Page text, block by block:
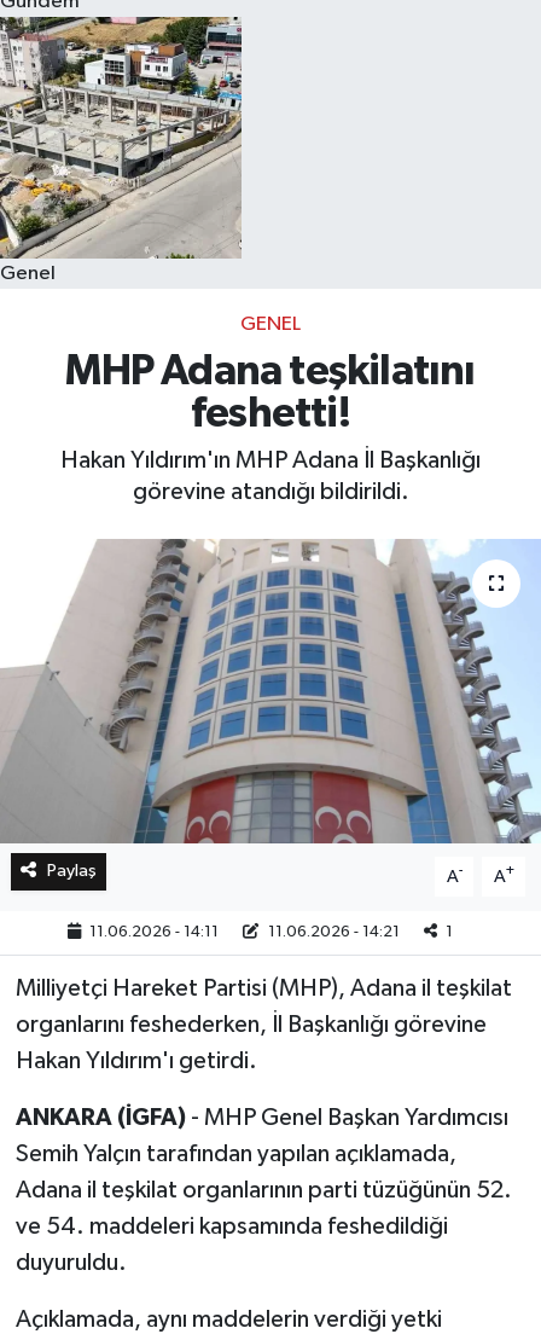
Genel
GENEL
MHP Adana teşkilatını
feshetti!
Hakan Yıldırım'ın MHP Adana İl Başkanlığı
görevine atandığı bildirildi.
Paylaş A- A+
11.06.2026 - 14:11 11.06.2026 - 14:21 1
Milliyetçi Hareket Partisi (MHP), Adana il teşkilat
organlarını feshederken, İl Başkanlığı görevine
Hakan Yıldırım'ı getirdi.
ANKARA (İGFA) - MHP Genel Başkan Yardımcısı
Semih Yalçın tarafından yapılan açıklamada,
Adana il teşkilat organlarının parti tüzüğünün 52.
ve 54. maddeleri kapsamında feshedildiği
duyuruldu.
Açıklamada, aynı maddelerin verdiği yetki
Eğitim
Sağlık
Dünya
Magazin
Kültür & Sanat
Bilim
Genel
Bilim, Teknoloji